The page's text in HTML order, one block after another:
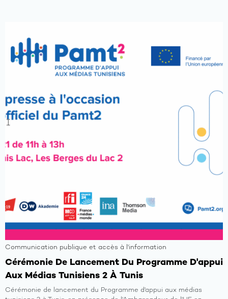
Communication publique et accès à l'information
Cérémonie De Lancement Du Programme D'appui
Aux Médias Tunisiens 2 À Tunis
Cérémonie de lancement du Programme d'appui aux médias